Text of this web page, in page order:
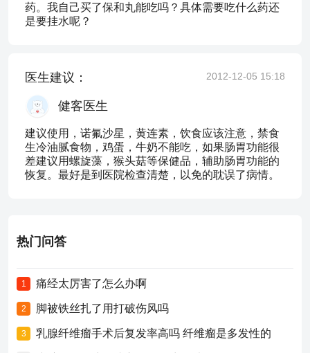
药。我自己买了保和丸能吃吗？具体需要吃什么药还
是要挂水呢？
医生建议： 2012-12-05 15:18
健客医生
建议使用，诺氟沙星，黄连素，饮食应该注意，禁食
生冷油腻食物，鸡蛋，牛奶不能吃，如果肠胃功能很
差建议用螺旋藻，猴头菇等保健品，辅助肠胃功能的
恢复。最好是到医院检查清楚，以免的耽误了病情。
热门问答
1 痛经太厉害了怎么办啊
2 脚被铁丝扎了用打破伤风吗
3 乳腺纤维瘤手术后复发率高吗 纤维瘤是多发性的